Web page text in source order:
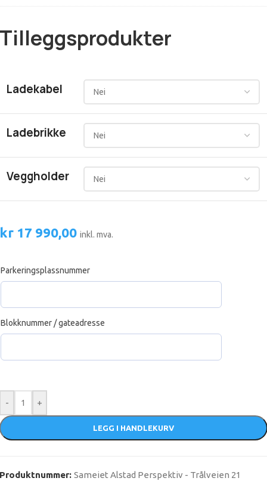
Tilleggsprodukter
Ladekabel
Ladebrikke
Veggholder
kr 17 990,00 inkl. mva.
Parkeringsplassnummer
Blokknummer / gateadresse
- +
LEGG I HANDLEKURV
Produktnummer:Sameiet Alstad Perspektiv - Trålveien 21